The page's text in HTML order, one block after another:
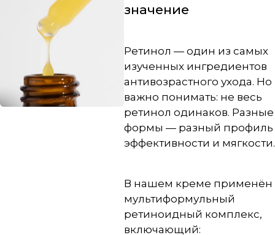
значение
Ретинол — один из самых
изученных ингредиентов
антивозрастного ухода. Но
важно понимать: не весь
ретинол одинаков. Разные
формы — разный профиль
эффективности и мягкости.
В нашем креме применён
мультиформульный
ретиноидный комплекс,
включающий: